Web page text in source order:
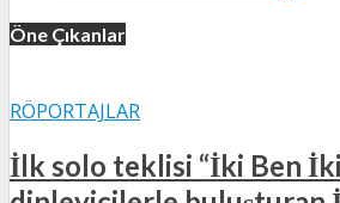
Öne Çıkanlar
RÖPORTAJLAR
İlk solo teklisi “İki Ben İki